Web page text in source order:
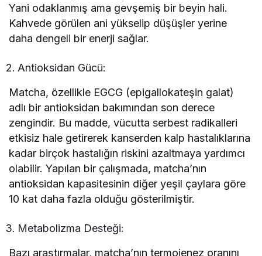
Yani odaklanmış ama gevşemiş bir beyin hali.
Kahvede görülen ani yükselip düşüşler yerine
daha dengeli bir enerji sağlar.
Antioksidan Gücü:
Matcha, özellikle EGCG (epigallokateşin galat)
adlı bir antioksidan bakımından son derece
zengindir. Bu madde, vücutta serbest radikalleri
etkisiz hale getirerek kanserden kalp hastalıklarına
kadar birçok hastalığın riskini azaltmaya yardımcı
olabilir. Yapılan bir çalışmada, matcha’nın
antioksidan kapasitesinin diğer yeşil çaylara göre
10 kat daha fazla olduğu gösterilmiştir.
Metabolizma Desteği:
Bazı araştırmalar, matcha’nın termojenez oranını